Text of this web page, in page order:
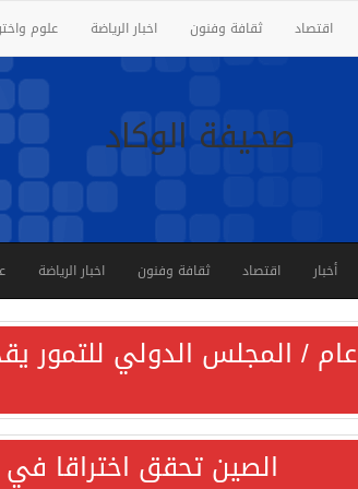
اقتصاد ثقافة وفنون اخبار الرياضة علوم
صحيفة الوكاد
أخبار اقتصاد ثقافة وفنون اخبار الرياضة
عام / المجلس الدولي للتمور
الصين تحقق اختراقا في